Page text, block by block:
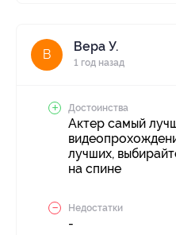
В
Вера У.
1 год назад
Достоинства
Актер самый
лучших,
на спине
Недостатки
-